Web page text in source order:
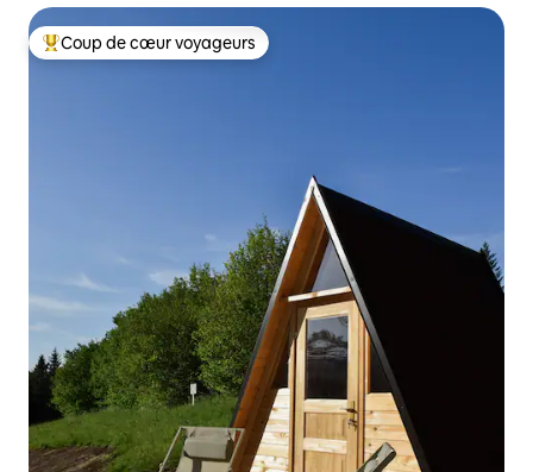
Coups de cœur voyageurs les plus appréciés
Coup de cœur voyageurs